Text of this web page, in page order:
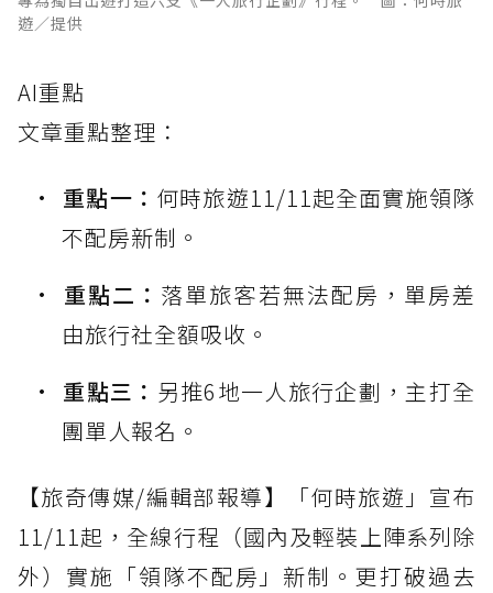
遊／提供
AI重點
文章重點整理：
重點一： 何時旅遊11/11起全面實施領隊
不配房新制。
重點二： 落單旅客若無法配房，單房差
由旅行社全額吸收。
重點三： 另推6地一人旅行企劃，主打全
團單人報名。
【旅奇傳媒/編輯部報導】「何時旅遊」宣布
11/11起，全線行程（國內及輕裝上陣系列除
外）實施「領隊不配房」新制。更打破過去